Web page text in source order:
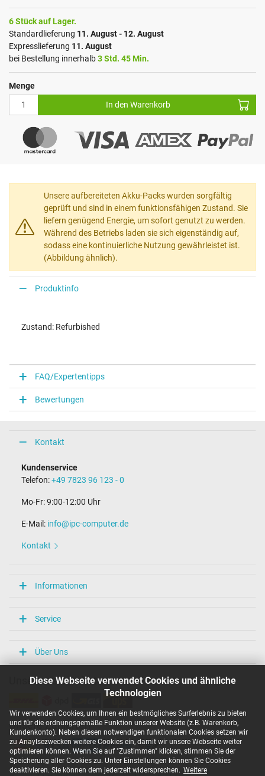
Diese Webseite verwendet Cookies und ähnliche
Technologien
Wir verwenden Cookies, um Ihnen ein bestmögliches Surferlebnis zu bieten
und für die ordnungsgemäße Funktion unserer Website (z.B. Warenkorb,
Kundenkonto). Neben diesen notwendigen funktionalen Cookies setzen wir
zu Anaylsezwecken weitere Cookies ein, damit wir unsere Webseite weiter
optimieren können. Wenn Sie auf "Zustimmen" klicken, stimmen Sie der
Speicherung aller Cookies zu. Unter Einstellungen können Sie Cookies
deaktivieren. Sie können dem jederzeit widersprechen. Weitere
6 Stück auf Lager.
Standardlieferung 11. August - 12. August
Expresslieferung 11. August
bei Bestellung innerhalb3 Std. 45 Min.
Menge
In den Warenkorb
Unsere aufbereiteten Akku-Packs wurden sorgfältig
geprüft und sind in einem funktionsfähigen Zustand. Sie
liefern genügend Energie, um sofort genutzt zu werden.
Während des Betriebs laden sie sich eigenständig auf,
sodass eine kontinuierliche Nutzung gewährleistet ist.
(Abbildung ähnlich).
Produktinfo
Zustand: Refurbished
FAQ/Expertentipps
Bewertungen
Kontakt
Kundenservice
Telefon:+49 7823 96 123 - 0
Mo-Fr: 9:00-12:00 Uhr
E-Mail: info@ipc-computer.de
Kontakt
Informationen
Service
Über Uns
Unsere Versandarten
Unsere Zahlarten